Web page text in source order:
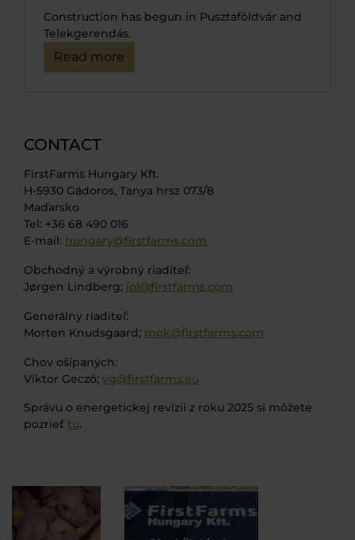
Construction has begun in Pusztaföldvár and
Telekgerendás.
Read more
CONTACT
FirstFarms Hungary Kft.
H-5930 Gádoros, Tanya hrsz 073/8
Maďarsko
Tel: +36 68 490 016
E-mail: hungary@firstfarms.com
Obchodný a výrobný riaditeľ:
Jørgen Lindberg; jol@firstfarms.com
Generálny riaditeľ:
Morten Knudsgaard; mok@firstfarms.com
Chov ošípaných:
Viktor Gecző; vg@firstfarms.eu
Správu o energetickej revízii z roku 2025 si môžete
pozrieť tu.